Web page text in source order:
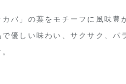
バ」の葉をモチーフに風味
優しい味わい、サクサク、